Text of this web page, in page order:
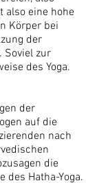
also eine hohe
Körper bei
der
Soviel zur
des Yoga.
der
auf die
nach
die
des Hatha-Yoga.